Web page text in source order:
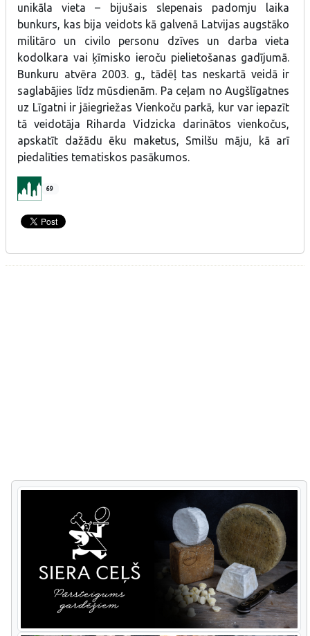
unikāla vieta – bijušais slepenais padomju laika
bunkurs, kas bija veidots kā galvenā Latvijas augstāko
militāro un civilo personu dzīves un darba vieta
kodolkara vai ķīmisko ieroču pielietošanas gadījumā.
Bunkuru atvēra 2003. g., tādēļ tas neskartā veidā ir
saglabājies līdz mūsdienām. Pa ceļam no Augšlīgatnes
uz Līgatni ir jāiegriežas Vienkoču parkā, kur var iepazīt
tā veidotāja Riharda Vidzicka darinātos vienkočus,
apskatīt dažādu ēku maketus, Smilšu māju, kā arī
piedalīties tematiskos pasākumos.
69